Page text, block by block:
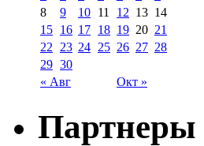
« Авг Окт »
8
9 10 11 12 13 14
15 16 17 18 19 20 21
22
23 24 25 26 27 28
29 30
Партнеры